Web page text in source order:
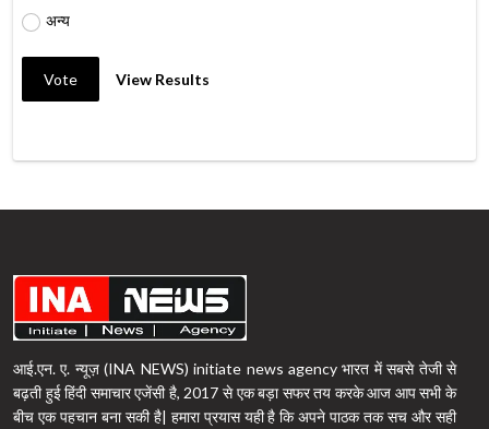
अन्य
Vote View Results
आई.एन. ए. न्यूज़ (INA NEWS) initiate news agency भारत में सबसे तेजी से
बढ़ती हुई हिंदी समाचार एजेंसी है, 2017 से एक बड़ा सफर तय करके आज आप सभी के
बीच एक पहचान बना सकी है| हमारा प्रयास यही है कि अपने पाठक तक सच और सही